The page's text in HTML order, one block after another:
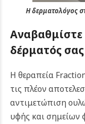
Η δερματολόγος
δέρματός
Η θεραπεία
τις πλέον
αντιμετώπιση
υφής και σημείων